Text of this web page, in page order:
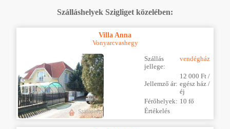
Szálláshelyek Szigliget közelében:
Villa Anna
Vonyarcvashegy
Szállás
jellege:
vendégház
Jellemző ár:
12 000 Ft /
egész ház /
éj
Férőhelyek: 10 fő
Értékelés